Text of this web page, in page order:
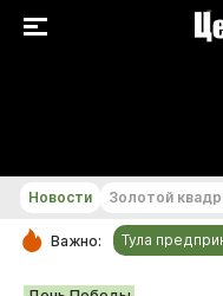
РУБРИКИ
Новости Золотой
Важно: Тула